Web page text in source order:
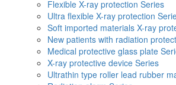
Flexible X-ray protection Series
Ultra flexible X-ray protection
Soft imported materials X-ray
New patients with radiation
Medical protective glass plate
X-ray protective device Series
Ultrathin type roller lead rubber